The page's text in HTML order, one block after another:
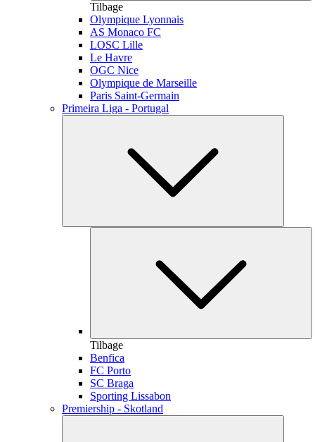
Tilbage
Olympique Lyonnais
AS Monaco FC
LOSC Lille
Le Havre
OGC Nice
Olympique de Marseille
Paris Saint-Germain
Primeira Liga - Portugal
Tilbage
Benfica
FC Porto
SC Braga
Sporting Lissabon
Premiership - Skotland